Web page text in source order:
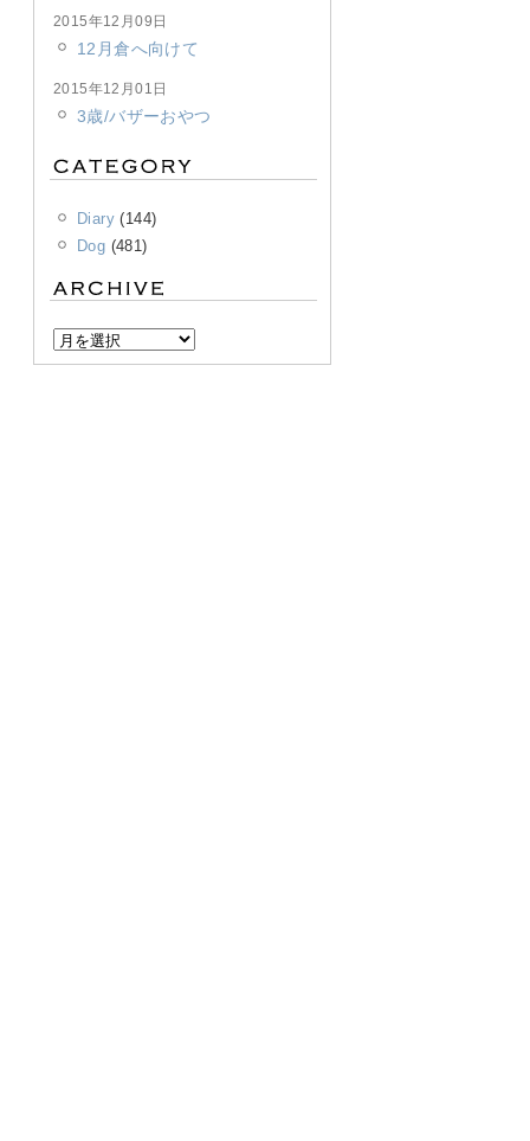
2015年12月09日
12月倉へ向けて
2015年12月01日
3歳/バザーおやつ
Diary(144)
Dog (481)